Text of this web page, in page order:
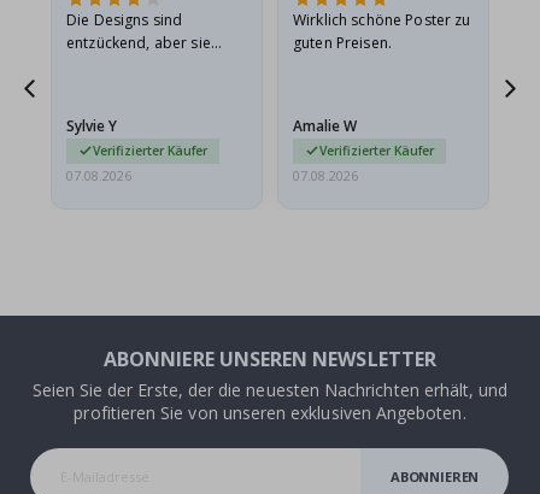
Die Designs sind
entzückend, aber sie
sie…
Sylvie Y
Verifizierter Käufer
07.08.2026
Wirklich schöne Poster zu
guten Preisen.
Amalie W
Verifizierter Käufer
07.08.2026
ABONNIERE UNSEREN NEWSLETTER
Seien Sie der Erste, der die neuesten Nachrichten erhält, und
profitieren Sie von unseren exklusiven Angeboten.
ABONNIEREN